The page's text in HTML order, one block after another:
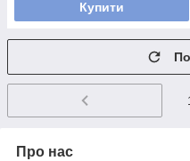
Купити
Про нас